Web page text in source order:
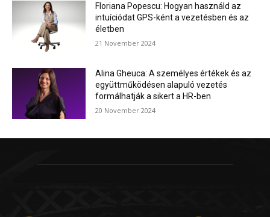
Floriana Popescu: Hogyan használd az
intuíciódat GPS-ként a vezetésben és az
életben
21 November 2024
Alina Gheuca: A személyes értékek és az
együttműködésen alapuló vezetés
formálhatják a sikert a HR-ben
20 November 2024